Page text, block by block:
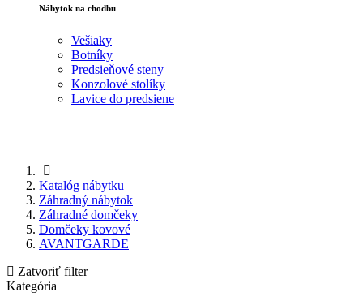
Nábytok na chodbu
Vešiaky
Botníky
Predsieňové steny
Konzolové stolíky
Lavice do predsiene
Katalóg nábytku
Záhradný nábytok
Záhradné domčeky
Domčeky kovové
AVANTGARDE
Zatvoriť filter
Kategória